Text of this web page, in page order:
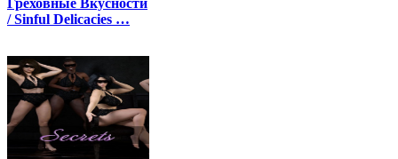
Греховные Вкусности
/ Sinful Delicacies …